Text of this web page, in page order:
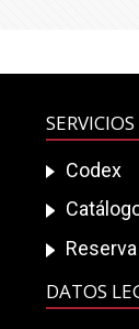
Codex
DATOS